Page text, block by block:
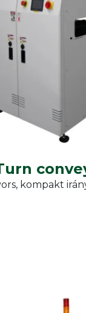
other
Konvejorok
kompakt